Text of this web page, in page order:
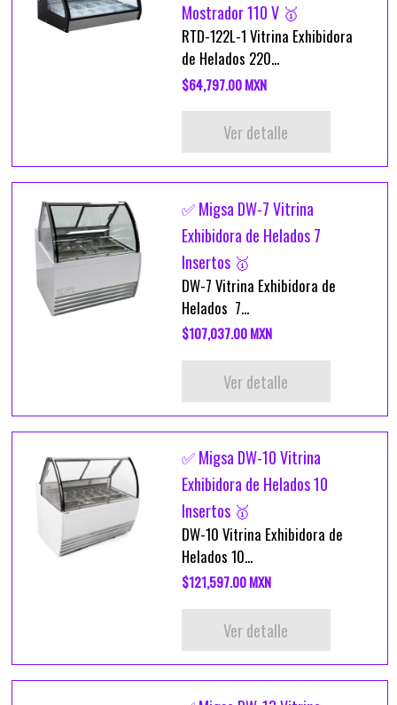
Mostrador 110 V 🥇
RTD-122L-1 Vitrina Exhibidora
de Helados 220...
$64,797.00 MXN
Ver detalle
✅ Migsa DW-7 Vitrina
Exhibidora de Helados 7
Insertos 🥇
DW-7 Vitrina Exhibidora de
Helados 7...
$107,037.00 MXN
Ver detalle
✅ Migsa DW-10 Vitrina
Exhibidora de Helados 10
Insertos 🥇
DW-10 Vitrina Exhibidora de
Helados 10...
$121,597.00 MXN
Ver detalle